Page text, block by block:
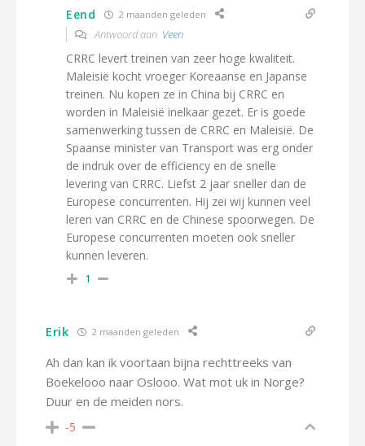
Eend 2 maanden geleden
Antwoord aan Veen
CRRC levert treinen van zeer hoge kwaliteit.
Maleisië kocht vroeger Koreaanse en Japanse
treinen. Nu kopen ze in China bij CRRC en
worden in Maleisië inelkaar gezet. Er is goede
samenwerking tussen de CRRC en Maleisië. De
Spaanse minister van Transport was erg onder
de indruk over de efficiency en de snelle
levering van CRRC. Liefst 2 jaar sneller dan de
Europese concurrenten. Hij zei wij kunnen veel
leren van CRRC en de Chinese spoorwegen. De
Europese concurrenten moeten ook sneller
kunnen leveren.
1
Erik 2 maanden geleden
Ah dan kan ik voortaan bijna rechttreeks van
Boekelooo naar Oslooo. Wat mot uk in Norge?
Duur en de meiden nors.
-5